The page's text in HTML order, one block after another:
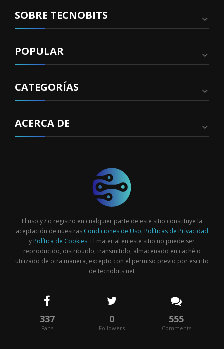
SOBRE TECNOBITS
POPULAR
CATEGORÍAS
ACERCA DE
El uso y / o registro en cualquier parte de este sitio constituye la
aceptación de nuestras Condiciones de Uso, Políticas de Privacidad
y Política de Cookies. El material en este sitio no puede ser
reproducido, distribuido, transmitido, almacenado en caché o
utilizado de otra manera, excepto con el permiso previo por escrito
de tecnobits.net
337
Fans
0
Followers
555
Comments